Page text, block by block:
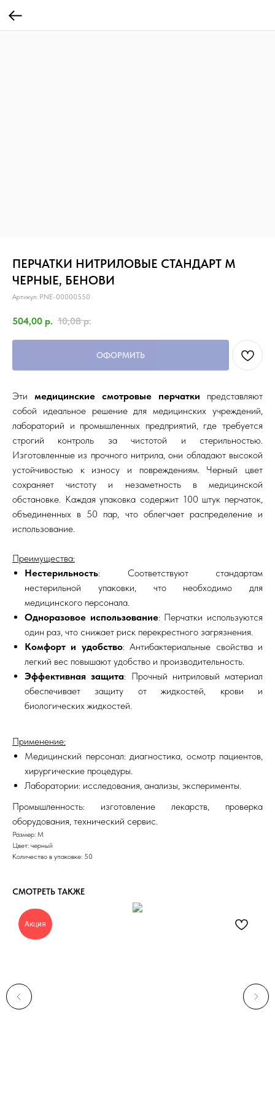
ПЕРЧАТКИ НИТРИЛОВЫЕ СТАНДАРТ M
ЧЕРНЫЕ, БЕНОВИ
Артикул: PNE-00000550
504,00 р. 10,08 р.
ОФОРМИТЬ
Эти медицинские смотровые перчатки представляют
собой идеальное решение для медицинских учреждений,
лабораторий и промышленных предприятий, где требуется
строгий контроль за чистотой и стерильностью.
Изготовленные из прочного нитрила, они обладают высокой
устойчивостью к износу и повреждениям. Черный цвет
сохраняет чистоту и незаметность в медицинской
обстановке. Каждая упаковка содержит 100 штук перчаток,
объединенных в 50 пар, что облегчает распределение и
использование.
Преимущества:
Нестерильность: Соответствуют стандартам
нестерильной упаковки, что необходимо для
медицинского персонала.
Одноразовое использование: Перчатки используются
один раз, что снижает риск перекрестного загрязнения.
Комфорт и удобство: Антибактериальные свойства и
легкий вес повышают удобство и производительность.
Эффективная защита: Прочный нитриловый материал
обеспечивает защиту от жидкостей, крови и
биологических жидкостей.
Применение:
Медицинский персонал: диагностика, осмотр пациентов,
хирургические процедуры.
Лаборатории: исследования, анализы, эксперименты.
Промышленность: изготовление лекарств, проверка
оборудования, технический сервис.
Размер: M
Цвет: черный
Количество в упаковке: 50
СМОТРЕТЬ ТАКЖЕ
Акция